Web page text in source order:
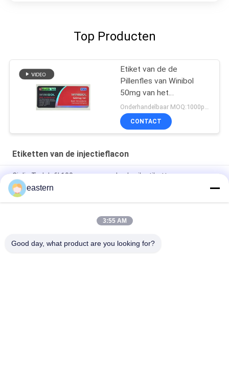
Top Producten
Etiket van de de
Pillenfles van Winibol
50mg van het
Genetiklaboratorium het
Mondelinge
Onderhandelbaar MOQ:1000pcs/design
CONTACT
Etiketten van de injectieflacon
Cialis Tadalafil 100mg voor oraal gebruik etiketten
SS-31 Sterke kleefmiddelen Etiketten Peptide flacon
Etiketten
De Biomexlaboratoria archiveert Anabole Aangepaste
eastern
3:55 AM
Good day, what product are you looking for?